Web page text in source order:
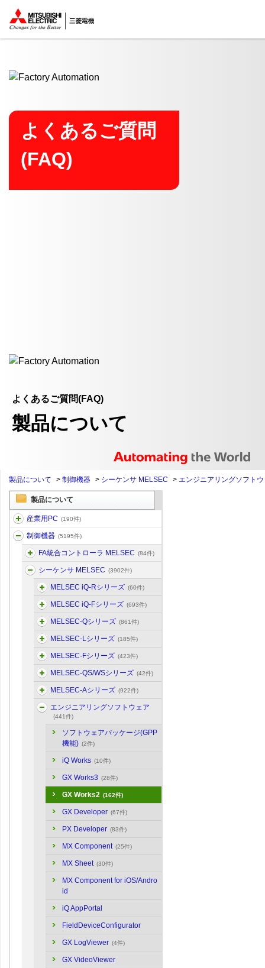
ここから本文
よくあるご質問
(FAQ)
よくあるご質問(FAQ)
製品について
製品について > 制御機器 > シーケンサ MELSEC > エンジニアリングソフト
製品について
産業用PC (190件)
制御機器 (5195件)
FA統合コントローラ MELSEC (84件)
シーケンサ MELSEC (3902件)
MELSEC iQ-Rシリーズ (60件)
MELSEC iQ-Fシリーズ (693件)
MELSEC-Qシリーズ (861件)
MELSEC-Lシリーズ (185件)
MELSEC-Fシリーズ (423件)
MELSEC-QS/WSシリーズ (42件)
MELSEC-Aシリーズ (922件)
エンジニアリングソフトウェア
(441件)
ソフトウェアパッケージ(GPP
機能) (2件)
iQ Works (10件)
GX Works3 (28件)
GX Works2 (162件)
GX Developer (67件)
PX Developer (83件)
MX Component (25件)
MX Sheet (30件)
MX Component for iOS/Andro
id
iQ AppPortal
FieldDeviceConfigurator
GX LogViewer (4件)
GX VideoViewer